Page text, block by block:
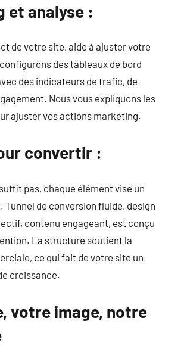
et analyse :
de votre site, aide à ajuster votre
des tableaux de bord
des indicateurs de trafic, de
Nous vous expliquons les
ajuster vos actions marketing.
convertir :
pas, chaque élément vise un
de conversion fluide, design
contenu engageant, est conçu
La structure soutient la
ce qui fait de votre site un
croissance.
votre image, notre